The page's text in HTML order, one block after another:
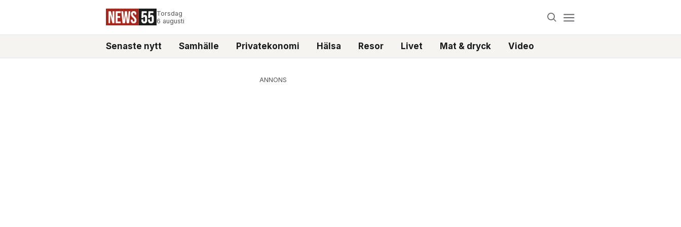
Torsdag
6 augusti
Senaste nytt Samhälle Privatekonomi Hälsa Resor Livet Mat & dryck Video
ANNONS